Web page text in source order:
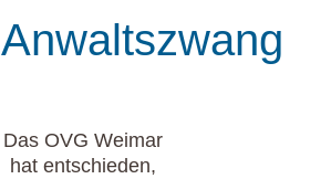
Anwaltszwang
Das OVG Weimar
hat entschieden,